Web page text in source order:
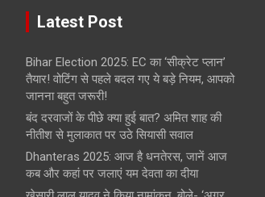
Latest Post
Bihar Election 2025: EC का ‘सीक्रेट प्लान’
तैयार! वोटिंग से पहले बदल गए ये बड़े नियम, आपको
जानना बहुत जरूरी!
बंद दरवाजों के पीछे क्या हुई बात? अमित शाह की
नीतीश से मुलाकात पर उठे सियासी सवाल
Dhanteras 2025: आज है धनतेरस, जानें आज
कब और कहां पर जलाएं यम देवता का दीया